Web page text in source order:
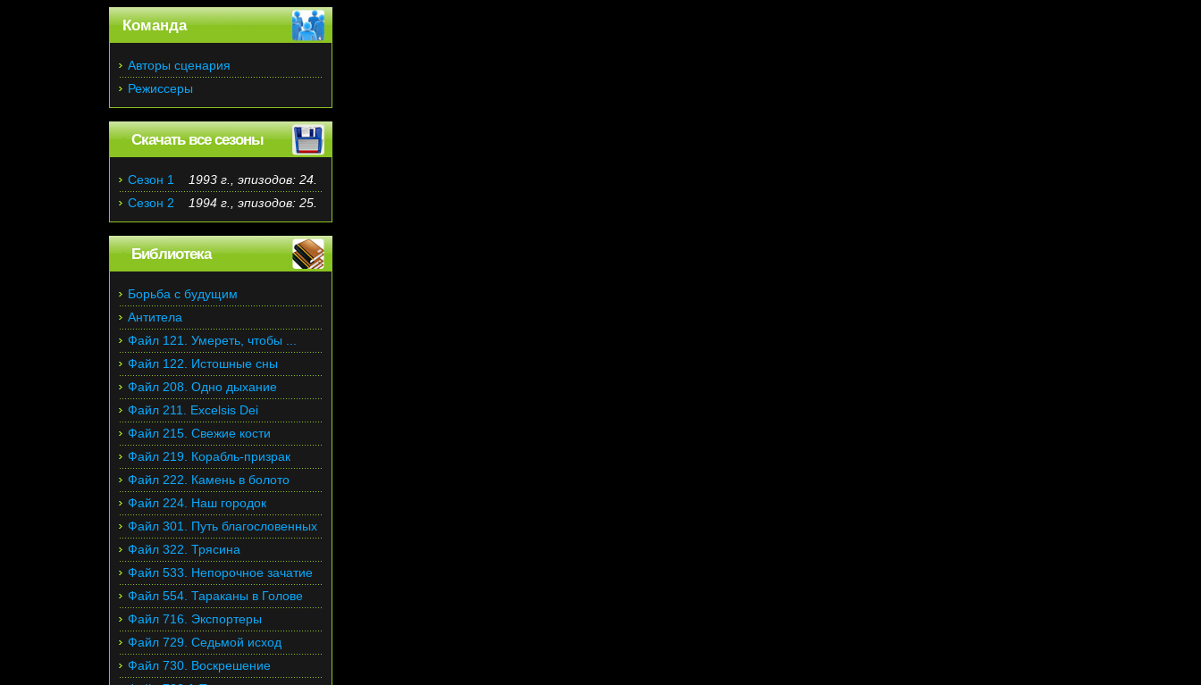
Команда
Авторы сценария
Режиссеры
Скачать все сезоны
Сезон 1
1993 г., эпизодов: 24.
Сезон 2
1994 г., эпизодов: 25.
Библиотека
Борьба с будущим
Антитела
Файл 121. Умереть, чтобы ...
Файл 122. Истошные сны
Файл 208. Одно дыхание
Файл 211. Excelsis Dei
Файл 215. Свежие кости
Файл 219. Корабль-призрак
Файл 222. Камень в болото
Файл 224. Наш городок
Файл 301. Путь благословенных
Файл 322. Трясина
Файл 533. Непорочное зачатие
Файл 554. Тараканы в Голове
Файл 716. Экспортеры
Файл 729. Седьмой исход
Файл 730. Воскрешение